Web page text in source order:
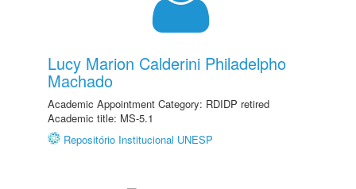
Lucy Marion Calderini Philadelpho
Machado
Academic Appointment Category: RDIDP retired
Academic title: MS-5.1
Repositório Institucional UNESP